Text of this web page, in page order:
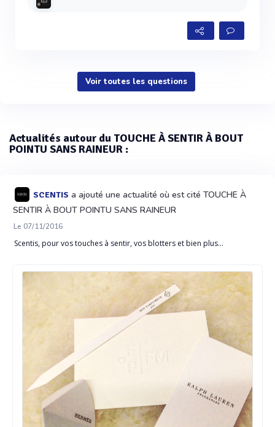
Voir toutes les questions
Actualités autour du TOUCHE À SENTIR À BOUT
POINTU SANS RAINEUR :
SCENTIS a ajouté une actualité où est cité TOUCHE À
SENTIR À BOUT POINTU SANS RAINEUR
Le 07/11/2016
Scentis, pour vos touches à sentir, vos blotters et bien plus...